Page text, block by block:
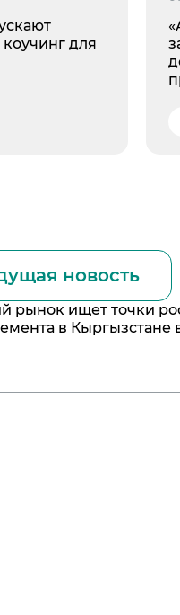
для
новость
рынок ищет точки
в Кыргызстане